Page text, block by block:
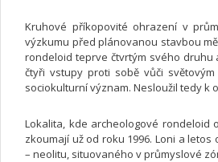
Kruhové příkopovité ohrazení v
výzkumu před plánovanou stavbou
rondeloid teprve čtvrtým svého druhu
čtyři vstupy proti sobě vůči
sociokulturní význam. Nesloužil tedy
Lokalita, kde archeologové rondeloid
zkoumají už od roku 1996. Loni a
– neolitu, situovaného v průmyslové